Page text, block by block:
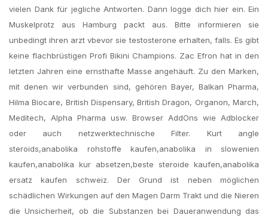
vielen Dank für jegliche Antworten. Dann logge dich hier ein. Ein
Muskelprotz aus Hamburg packt aus. Bitte informieren sie
unbedingt ihren arzt vbevor sie testosterone erhalten, falls. Es gibt
keine flachbrüstigen Profi Bikini Champions. Zac Efron hat in den
letzten Jahren eine ernsthafte Masse angehäuft. Zu den Marken,
mit denen wir verbunden sind, gehören Bayer, Balkan Pharma,
Hilma Biocare, British Dispensary, British Dragon, Organon, March,
Meditech, Alpha Pharma usw. Browser AddOns wie Adblocker
oder auch netzwerktechnische Filter. Kurt angle
steroids,anabolika rohstoffe kaufen,anabolika in slowenien
kaufen,​anabolika kur absetzen,beste steroide kaufen,anabolika
ersatz kaufen schweiz. Der Grund ist neben möglichen
schädlichen Wirkungen auf den Magen Darm Trakt und die Nieren
die Unsicherheit, ob die Substanzen bei Daueranwendung das